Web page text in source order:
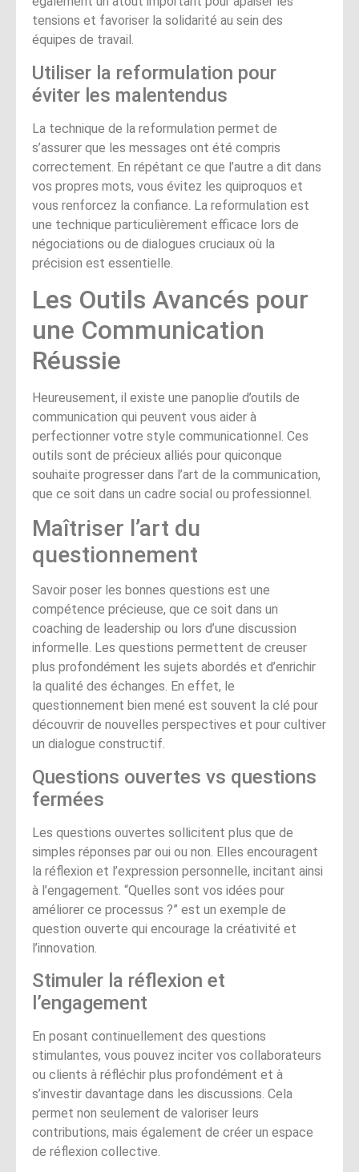
tensions et favoriser la solidarité au sein des
équipes de travail.
Utiliser la reformulation pour
éviter les malentendus
La technique de la reformulation permet de
s’assurer que les messages ont été compris
correctement. En répétant ce que l’autre a dit dans
vos propres mots, vous évitez les quiproquos et
vous renforcez la confiance. La reformulation est
une technique particulièrement efficace lors de
négociations ou de dialogues cruciaux où la
précision est essentielle.
Les Outils Avancés pour
une Communication
Réussie
Heureusement, il existe une panoplie d’outils de
communication qui peuvent vous aider à
perfectionner votre style communicationnel. Ces
outils sont de précieux alliés pour quiconque
souhaite progresser dans l’art de la communication,
que ce soit dans un cadre social ou professionnel.
Maîtriser l’art du
questionnement
Savoir poser les bonnes questions est une
compétence précieuse, que ce soit dans un
coaching de leadership ou lors d’une discussion
informelle. Les questions permettent de creuser
plus profondément les sujets abordés et d’enrichir
la qualité des échanges. En effet, le
questionnement bien mené est souvent la clé pour
découvrir de nouvelles perspectives et pour cultiver
un dialogue constructif.
Questions ouvertes vs questions
fermées
Les questions ouvertes sollicitent plus que de
simples réponses par oui ou non. Elles encouragent
la réflexion et l’expression personnelle, incitant ainsi
à l’engagement. “Quelles sont vos idées pour
améliorer ce processus ?” est un exemple de
question ouverte qui encourage la créativité et
l’innovation.
Stimuler la réflexion et
l’engagement
En posant continuellement des questions
stimulantes, vous pouvez inciter vos collaborateurs
ou clients à réfléchir plus profondément et à
s’investir davantage dans les discussions. Cela
permet non seulement de valoriser leurs
contributions, mais également de créer un espace
de réflexion collective.